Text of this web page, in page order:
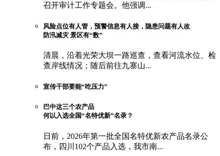
召开审计工作专题会。他强调...
风险点位有人管，预警信息有人接，隐患问题有人改
防汛减灾 景区有“数”
清晨，沿着光荣大坝一路巡查，查看河流水位、检
查岸线情况；随后前往九寨山...
宣传干部要能“吃压力”
巴中这三个农产品
何以入选全国“名特优新”名录？
日前，2026年第一批全国名特优新农产品名录公
布，四川102个产品入选，我市南...